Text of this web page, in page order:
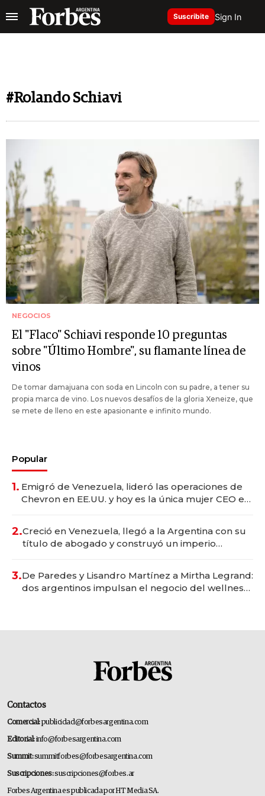
Suscribite Sign In
#Rolando Schiavi
NEGOCIOS
El "Flaco" Schiavi responde 10 preguntas
sobre "Último Hombre", su flamante línea de
vinos
De tomar damajuana con soda en Lincoln con su padre, a tener su
propia marca de vino. Los nuevos desafíos de la gloria Xeneize, que
se mete de lleno en este apasionante e infinito mundo.
Popular
1. Emigró de Venezuela, lideró las operaciones de
Chevron en EE.UU. y hoy es la única mujer CEO en
2.Creció en Venezuela, llegó a la Argentina con su
título de abogado y construyó un imperio
3.De Paredes y Lisandro Martínez a Mirtha Legrand:
dos argentinos impulsan el negocio del wellness
Contactos
Comercial:publicidad@forbesargentina.com
Editorial:info@forbesargentina.com
Summit:summitforbes@forbesargentina.com
Suscripciones:suscripciones@forbes.ar
Forbes Argentina es publicada por HT Media SA.